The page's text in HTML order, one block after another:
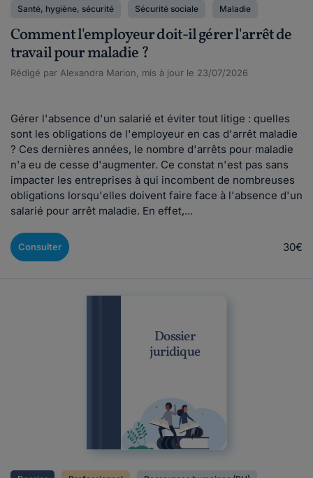
Santé, hygiène, sécurité Sécurité sociale Maladie
Comment l'employeur doit-il gérer l'arrêt de
travail pour maladie ?
Rédigé par Alexandra Marion, mis à jour le 23/07/2026
Gérer l'absence d'un salarié et éviter tout litige : quelles
sont les obligations de l'employeur en cas d'arrêt maladie
? Ces dernières années, le nombre d'arrêts pour maladie
n'a eu de cesse d'augmenter. Ce constat n'est pas sans
impacter les entreprises à qui incombent de nombreuses
obligations lorsqu'elles doivent faire face à l'absence d'un
salarié pour arrêt maladie. En effet,...
Consulter 30€
Dossier
juridique